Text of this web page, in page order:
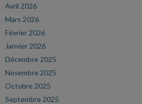
Avril 2026
Mars 2026
Février 2026
Janvier 2026
Décembre 2025
Novembre 2025
Octobre 2025
Septembre 2025